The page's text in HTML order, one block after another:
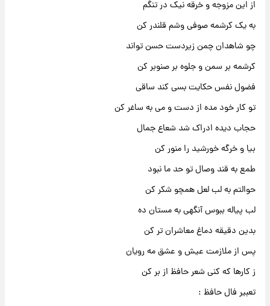
از این مزوجه و خرقه نیک در تنگم
به یک کرشمه صوفی وشم قلندر کن
چو شاهدان چمن زیردست حسن تواند
کرشمه بر سمن و جلوه بر صنوبر کن
فضول نفس حکایت بسی کند ساقی
تو کار خود مده از دست و می به ساغر کن
حجاب دیده ادراک شد شعاع جمال
بیا و خرگه خورشید را منور کن
طمع به قند وصال تو حد ما نبود
حوالتم به لب لعل همچو شکر کن
لب پیاله ببوس آنگهی به مستان ده
بدین دقیقه دماغ معاشران تر کن
پس از ملازمت عیش و عشق مه رویان
ز کارها که کنی شعر حافظ از بر کن
تعبیر فال حافظ :